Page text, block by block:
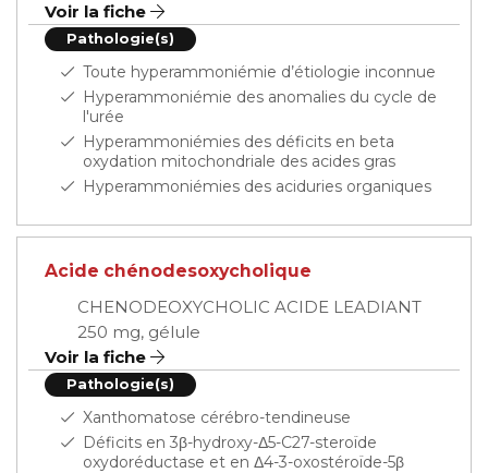
Voir la fiche
Pathologie(s)
Toute hyperammoniémie d’étiologie inconnue
Hyperammoniémie des anomalies du cycle de
l'urée
Hyperammoniémies des déficits en beta
oxydation mitochondriale des acides gras
Hyperammoniémies des aciduries organiques
Acide chénodesoxycholique
CHENODEOXYCHOLIC ACIDE LEADIANT
250 mg, gélule
Voir la fiche
Pathologie(s)
Xanthomatose cérébro-tendineuse
Déficits en 3β-hydroxy-Δ5-C27-steroïde
oxydoréductase et en Δ4-3-oxostéroïde-5β